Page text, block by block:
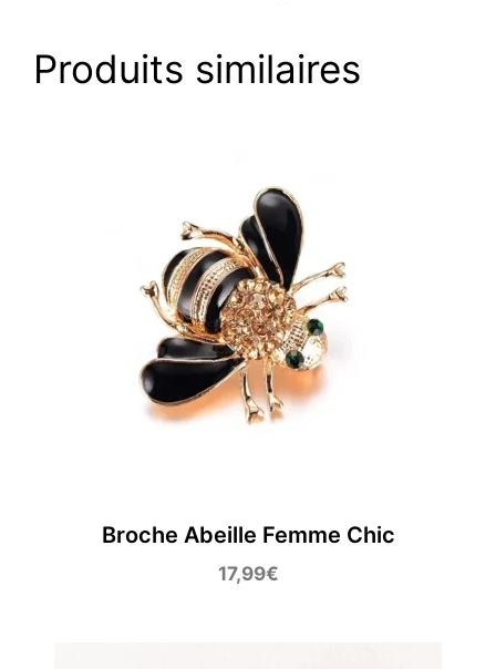
Produits similaires
Broche Abeille Femme Chic
17,99€